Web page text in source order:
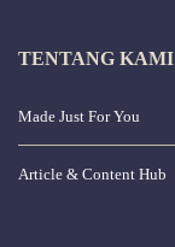
TENTANG KAMI
Made Just For You
Article & Content Hub